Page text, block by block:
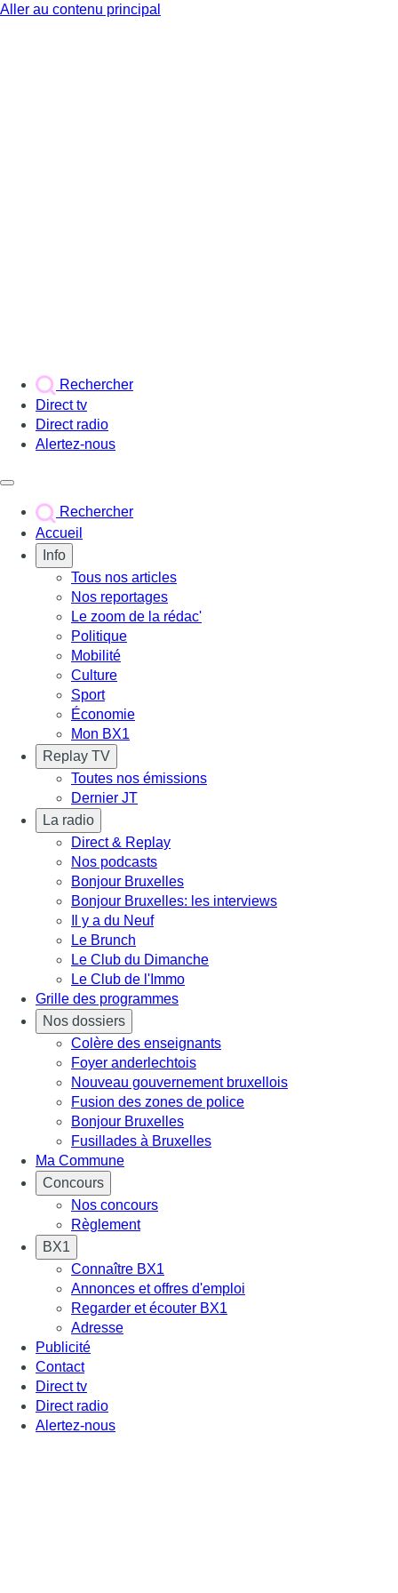
Aller au contenu principal
Rechercher
Direct tv
Direct radio
Alertez-nous
Rechercher
Accueil
Info
Tous nos articles
Nos reportages
Le zoom de la rédac'
Politique
Mobilité
Culture
Sport
Économie
Mon BX1
Replay TV
Toutes nos émissions
Dernier JT
La radio
Direct & Replay
Nos podcasts
Bonjour Bruxelles
Bonjour Bruxelles: les interviews
Il y a du Neuf
Le Brunch
Le Club du Dimanche
Le Club de l'Immo
Grille des programmes
Nos dossiers
Colère des enseignants
Foyer anderlechtois
Nouveau gouvernement bruxellois
Fusion des zones de police
Bonjour Bruxelles
Fusillades à Bruxelles
Ma Commune
Concours
Nos concours
Règlement
BX1
Connaître BX1
Annonces et offres d'emploi
Regarder et écouter BX1
Adresse
Publicité
Contact
Direct tv
Direct radio
Alertez-nous